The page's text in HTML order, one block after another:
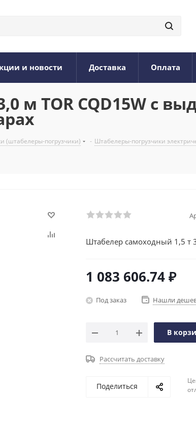
и новости Доставка Оплата
м TOR CQD15W с
(штабелеры-погрузчики) - Штабелеры-погрузчики
Штабелер самоходный 1,5 т
1 083 606.74₽
Под заказ Нашли
В
Рассчитать доставку
Поделиться